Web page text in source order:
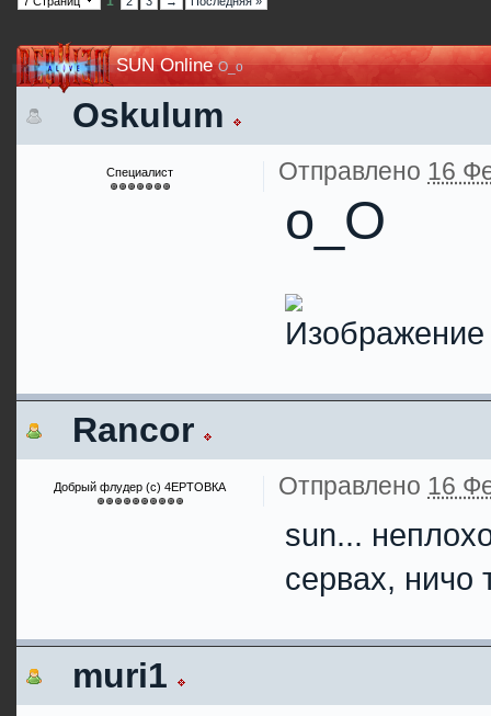
SUN OnlineO_o
Oskulum
Специалист Отправлено 16
o_O
Rancor
Добрый флудер (с) 4ЕРТОВКА Отправлено 16
sun...
сервах, ничо
muri1